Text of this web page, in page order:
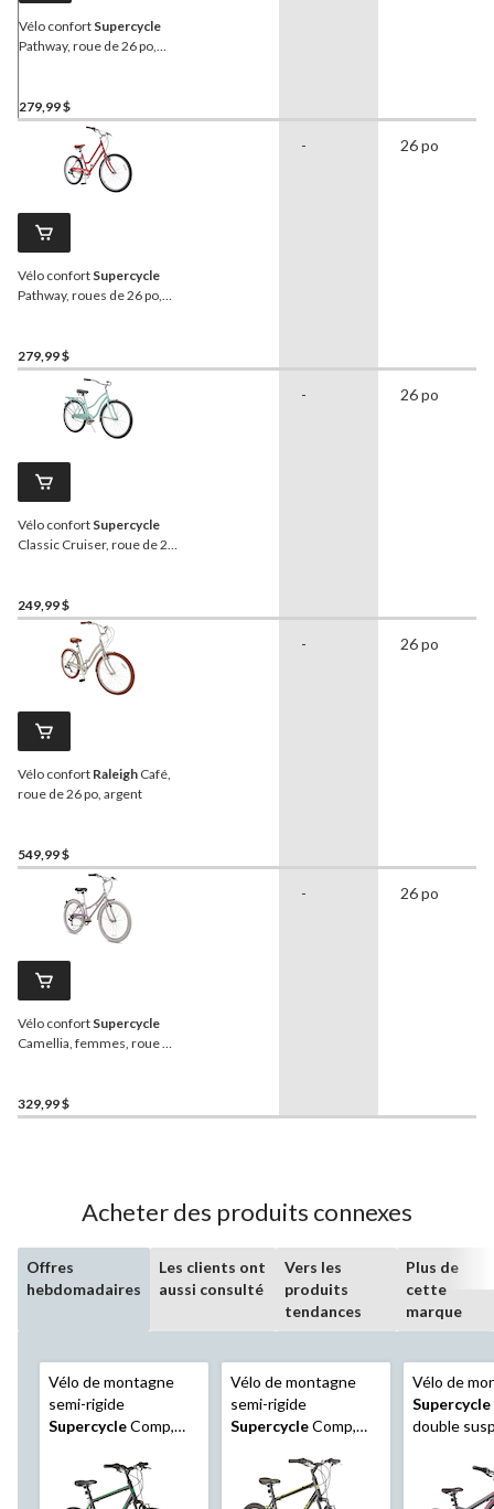
Vélo confort Supercycle
Pathway, roue de 26 po,
279,99 $
Vélo confort Supercycle
Pathway, roues de 26 po,
279,99 $
- 26 po
Vélo confort Supercycle
Classic Cruiser, roue de 26
249,99 $
- 26 po
Vélo confort Raleigh Café,
roue de 26 po, argent
549,99 $
- 26 po
Vélo confort Supercycle
Camellia, femmes, roue de
329,99 $
- 26 po
Acheter des produits connexes
Offres
hebdomadaires
Les clients ont
aussi consulté
Vers les
produits
tendances
Plus de
cette
marque
Vélo de montagne
semi-rigide
SupercycleComp,
noir/vert
Vélo de montagne
semi-rigide
SupercycleComp,
noir/jaune
Vélo de
Supercycle
double
gris/rose